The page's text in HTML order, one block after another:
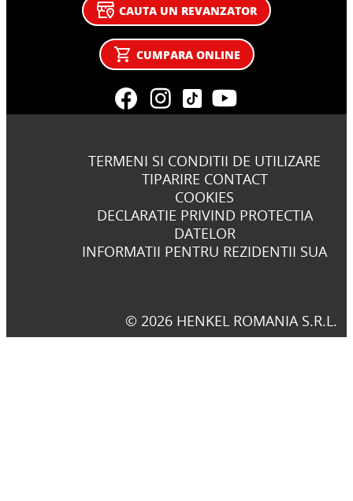
CAUTA UN REVANZATOR
CUMPARA ONLINE
TERMENI SI CONDITII DE UTILIZARE
TIPARIRE CONTACT
COOKIES
DECLARATIE PRIVIND PROTECTIA
DATELOR
INFORMATII PENTRU REZIDENTII SUA
© 2026 HENKEL ROMANIA S.R.L.